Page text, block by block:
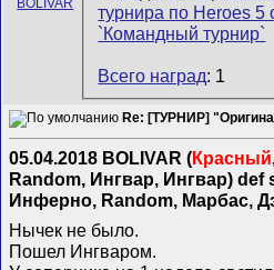
Всего наград: 1
Re: [ТУРНИР]
05.04.2018 BOLIVAR (Красный
Random, Ингвар, Ингвар) def
Инферно, Random, Марбас,
Нычек не было.
Пошел Ингваром.